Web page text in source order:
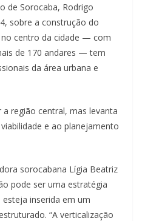
de Sorocaba, Rodrigo
sobre a construção do
centro da cidade — com
de 170 andares — tem
da área urbana e
região central, mas levanta
e ao planejamento
sorocabana Lígia Beatriz
pode ser uma estratégia
inserida em um
“A verticalização